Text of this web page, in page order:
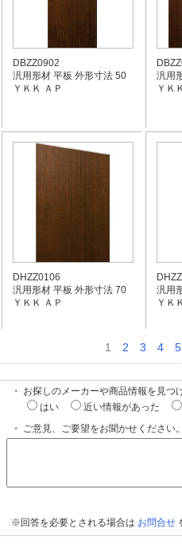
DBZZ0902
汎用形材 平板 外形寸法 50
ＹＫＫ ＡＰ
汎用
ＹＫ
DHZZ0106
汎用形材 平板 外形寸法 70
ＹＫＫ ＡＰ
汎用
ＹＫ
1 2 3 4 5
・ お探しのメーカーや商品情報を見つ
はい
近い情報があった
・ ご意見、ご要望をお聞かせください
※回答を必要とされる場合は お問合せ